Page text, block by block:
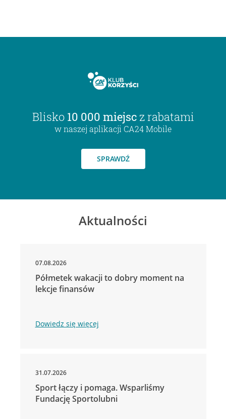
Blisko 10 000 miejsc z rabatami
w naszej aplikacji CA24 Mobile
SPRAWDŹ
Aktualności
07.08.2026
Półmetek wakacji to dobry moment na
lekcje finansów
Dowiedz się więcej
31.07.2026
Sport łączy i pomaga. Wsparliśmy
Fundację Sportolubni